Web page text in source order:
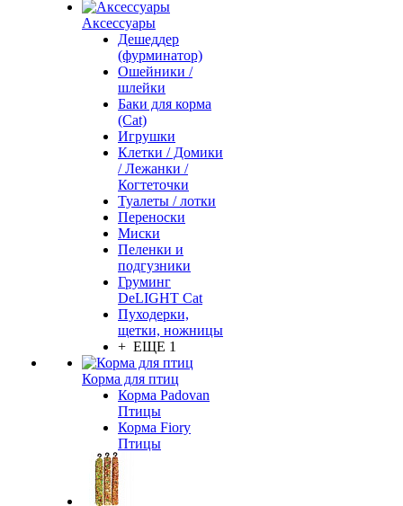
Аксессуары
Дешеддер
(фурминатор)
Ошейники /
шлейки
Баки для корма
(Cat)
Игрушки
Клетки / Домики
/ Лежанки /
Когтеточки
Туалеты / лотки
Переноски
Миски
Пеленки и
подгузники
Груминг
DeLIGHT Cat
Пуходерки,
щетки, ножницы
+ ЕЩЕ 1
Корма для птиц
Корма Padovan
Птицы
Корма Fiory
Птицы